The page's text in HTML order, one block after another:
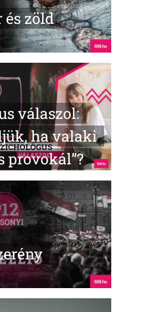
és zöld
válaszol:
ha valaki
provokál”?